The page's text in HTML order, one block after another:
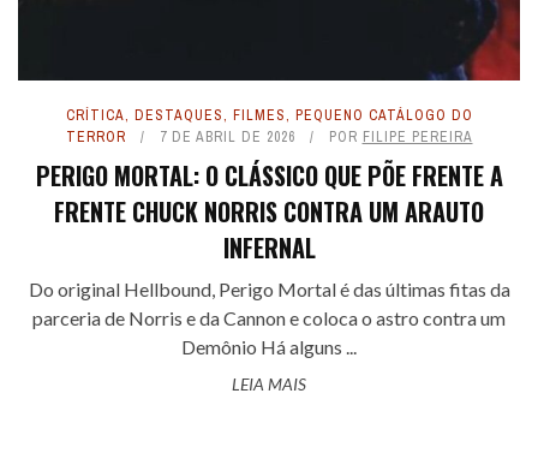
CRÍTICA, DESTAQUES, FILMES, PEQUENO CATÁLOGO DO
TERROR
7 DE ABRIL DE 2026 POR FILIPE PEREIRA
PERIGO MORTAL: O CLÁSSICO QUE PÕE FRENTE A
FRENTE CHUCK NORRIS CONTRA UM ARAUTO
INFERNAL
Do original Hellbound, Perigo Mortal é das últimas fitas da
parceria de Norris e da Cannon e coloca o astro contra um
Demônio Há alguns ...
LEIA MAIS